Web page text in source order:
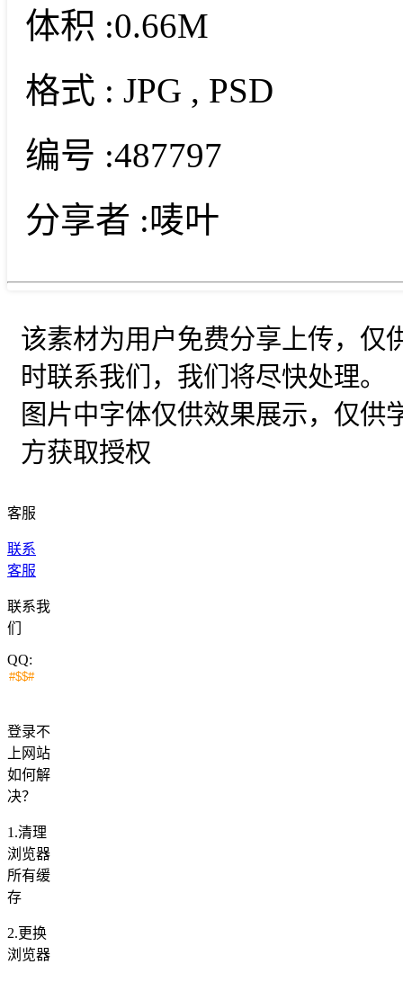
体积 :0.66M
格式 : JPG , PSD
编号 :487797
分享者 :唛叶
该素材为用户免费分享上传，仅
时联系我们，我们将尽快处理。
图片中字体仅供效果展示，仅供
方获取授权
客服
联系
客服
联系我
们
QQ:
登录不
上网站
如何解
决？
1.清理
浏览器
所有缓
存
2.更换
浏览器